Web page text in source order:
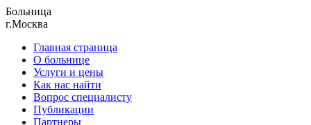
Больница
г.Москва
Главная страница
О больнице
Услуги и цены
Как нас найти
Вопрос специалисту
Публикации
Партнеры